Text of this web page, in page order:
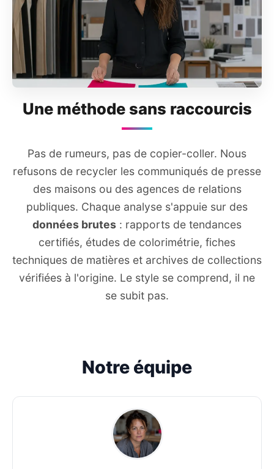
Une méthode sans raccourcis
Pas de rumeurs, pas de copier-coller. Nous
refusons de recycler les communiqués de presse
des maisons ou des agences de relations
publiques. Chaque analyse s'appuie sur des
données brutes : rapports de tendances
certifiés, études de colorimétrie, fiches
techniques de matières et archives de collections
vérifiées à l'origine. Le style se comprend, il ne
se subit pas.
Notre équipe